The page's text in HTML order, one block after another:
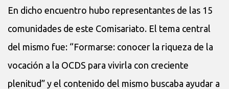
En dicho encuentro hubo representantes de las 15
comunidades de este Comisariato. El tema central
del mismo fue: “Formarse: conocer la riqueza de la
vocación a la OCDS para vivirla con creciente
plenitud” y el contenido del mismo buscaba ayudar a